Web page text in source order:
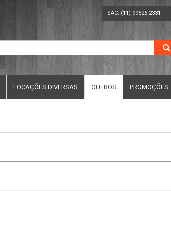
SAC: (11) 99626-2331
LOCAÇÕES DIVERSAS OUTROS PROMOÇÕES